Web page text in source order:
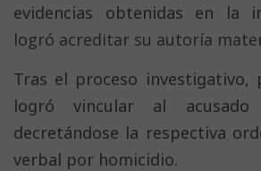
evidencias obtenidas en la
logró acreditar su autoría
Tras el proceso investigativo,
logró vincular al
decretándose la respectiva
verbal por homicidio.